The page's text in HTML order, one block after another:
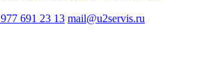
691 23 13 mail@u2servis.ru